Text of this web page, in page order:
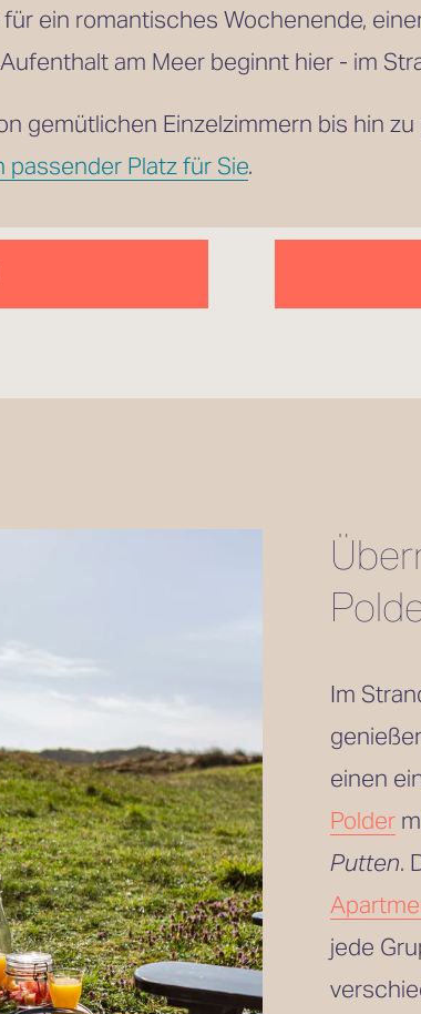
ein romantisches Wochenende,
am Meer beginnt hier - im
gemütlichen Einzelzimmern bis hin
passender Platz für Sie.
Im
einen
Polder
Putten.
jede